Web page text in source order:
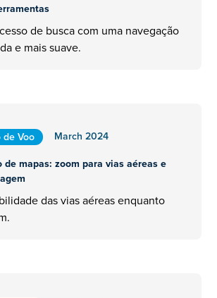
de busca com uma navegação
e mais suave.
de Voo
March 2024
mapas: zoom para vias aéreas e
das vias aéreas enquanto